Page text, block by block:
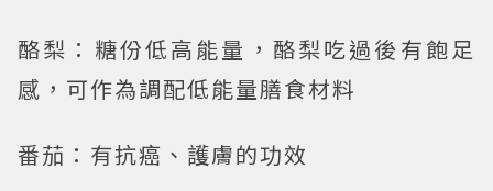
酪梨：糖份低高能量，酪梨吃過後有飽足
感，可作為調配低能量膳食材料
番茄：有抗癌、護膚的功效